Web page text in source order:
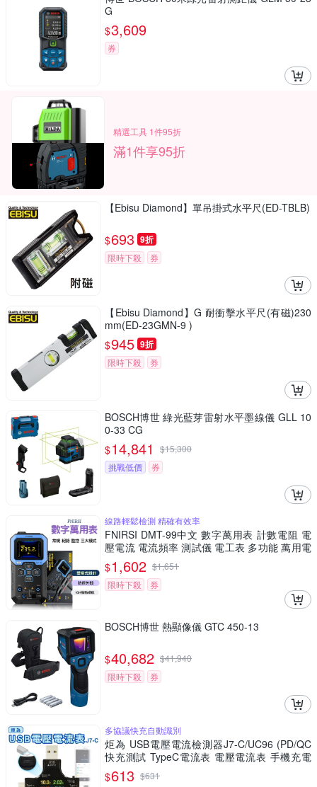
G
$3,609
券
精選工具 1件95折
滿1件享95折
【Ebisu Diamond】單吊掛式水平尺(ED-TBLB)
$693 9折
限時下殺 券
【Ebisu Diamond】G 耐衝擊水平尺(有磁)230
mm(ED-23GMN-9 )
$945 9折
限時下殺 券
BOSCH博世 綠光藍芽雷射水平墨線儀 GLL 10
0-33 CG
$14,841 $15,300
挑戰低價
券
線路輕鬆檢測 精確有效率
FNIRSI DMT-99中文 數字萬用表 計數電阻 電
壓電流 電流頻率 測試儀 電工表 多功能 萬用電
錶
$1,602 $1,651
限時下殺
券
BOSCH博世 熱顯像儀 GTC 450-13
$40,682 $41,940
限時下殺
券
多協議快充自動識別
炬為 USB電壓電流檢測器J7-C/UC96 (PD/QC
快充測試 TypeC電流表 電壓電流表 手機充電
數位顯示電表)
$613 $631